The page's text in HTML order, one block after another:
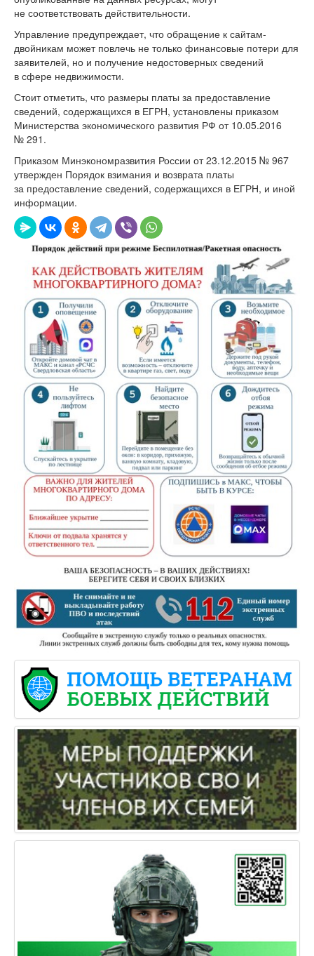
не соответствовать действительности.
Управление предупреждает, что обращение к сайтам-
двойникам может повлечь не только финансовые потери для
заявителей, но и получение недостоверных сведений
в сфере недвижимости.
Стоит отметить, что размеры платы за предоставление
сведений, содержащихся в ЕГРН, установлены приказом
Министерства экономического развития РФ от 10.05.2016
№ 291.
Приказом Минэкономразвития России от 23.12.2015 № 967
утвержден Порядок взимания и возврата платы
за предоставление сведений, содержащихся в ЕГРН, и иной
информации.